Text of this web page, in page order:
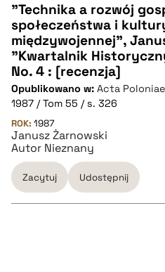
"Technika a rozwój
społeczeństwa i
międzywojennej",
"Kwartalnik
No. 4 : [recenzja]
Opublikowano w: Acta
1987 / Tom 55 / s. 326
ROK: 1987
Janusz Żarnowski
Autor Nieznany
Zacytuj Udostępnij